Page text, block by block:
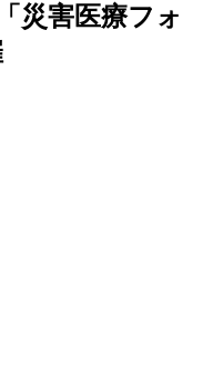
災害医療フォ